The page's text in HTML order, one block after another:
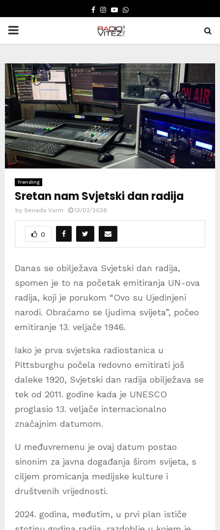
FACEBOOK
INSTAGRAM
YOUTUBE
WHATSAPP
PRIMARY
Trending
Sretan nam Svjetski dan radija
by Senada Vurm 13/02/2026
0
Danas se obilježava Svjetski dan radija,
spomen je to na početak emitiranja UN-ova
radija, koji je porukom “Ovo su Ujedinjeni
narodi. Obraćamo se ljudima svijeta”, počeo
emitiranje 13. veljače 1946.
Iako je prva svjetska radiostanica u
Pittsburghu počela redovno emitirati još
daleke 1920, Svjetski dan radija obilježava se
tek od 2011. godine kada je UNESCO
proglasio 13. veljače internacionalno
značajnim datumom.
U međuvremenu je ovaj datum postao
sinonim za javna događanja širom svijeta, s
ciljem promicanja medijske kulture i
društvenih vrijednosti.
2024. godina, međutim, u prvi plan ističe